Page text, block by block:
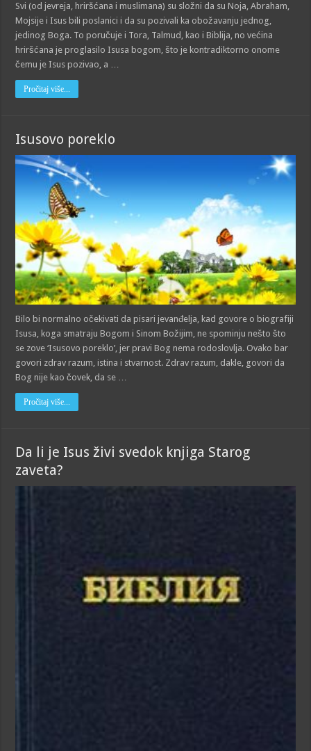
Svi (od jevreja, hriršćana i muslimana) su složni da su Noja, Abraham,
Mojsije i Isus bili poslanici i da su pozivali ka obožavanju jednog,
jedinog Boga. To poručuje i Tora, Talmud, kao i Biblija, no većina
hriršćana je proglasilo Isusa bogom, što je kontradiktorno onome
čemu je Isus pozivao, a …
Pročitaj više...
Isusovo poreklo
Bilo bi normalno očekivati da pisari jevanđelja, kad govore o biografiji
Isusa, koga smatraju Bogom i Sinom Božijim, ne spominju nešto što
se zove ‘Isusovo poreklo’, jer pravi Bog nema rodoslovlja. Ovako bar
govori zdrav razum, istina i stvarnost. Zdrav razum, dakle, govori da
Bog nije kao čovek, da se …
Pročitaj više...
Da li je Isus živi svedok knjiga Starog
zaveta?